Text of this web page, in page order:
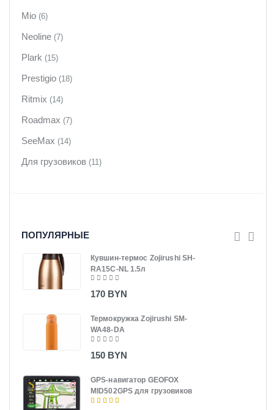
Mio (6)
Neoline (7)
Plark (15)
Prestigio (18)
Ritmix (14)
Roadmax (7)
SeeMax (14)
Для грузовиков (11)
ПОПУЛЯРНЫЕ
Кувшин-термос Zojirushi SH-
RA15C-NL 1.5л
170 BYN
Термокружка Zojirushi SM-
WA48-DA
150 BYN
GPS-навигатор GEOFOX
MID502GPS для грузовиков